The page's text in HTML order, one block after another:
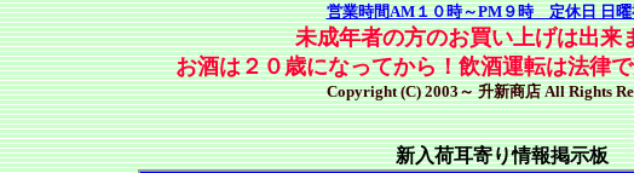
営業時間AM１０時～PM９時 定休日 日曜
未成年者の方のお買い上げは出来
お酒は２０歳になってから！飲酒運転は法律
Copyright (C) 2003～ 升新商店 All Rights
新入荷耳寄り情報掲示板